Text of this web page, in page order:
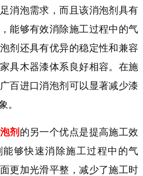
消泡需求，而且该消泡剂具有
能够有效消除施工过程中的气
剂还具有优异的稳定性和兼容
具木器漆体系良好相容。在施
百进口消泡剂可以显著减少漆
。
剂 的另一个优点是提高施工效
够快速消除施工过程中的气
更加光滑平整，减少了施工时